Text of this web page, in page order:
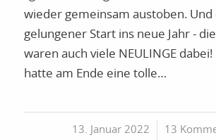
wieder gemeinsam austoben. Und
gelungener Start ins neue Jahr -
waren auch viele NEULINGE
hatte am Ende eine tolle…
13. Januar 2022
/ 13